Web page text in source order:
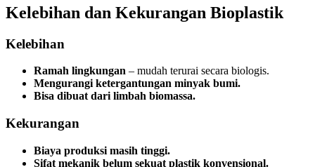
Kelebihan dan Kekurangan Bioplastik
Kelebihan
Ramah lingkungan – mudah terurai secara biologis.
Mengurangi ketergantungan minyak bumi.
Bisa dibuat dari limbah biomassa.
Kekurangan
Biaya produksi masih tinggi.
Sifat mekanik belum sekuat plastik konvensional.